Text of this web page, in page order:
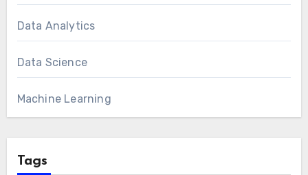
Data Analytics
Data Science
Machine Learning
Tags